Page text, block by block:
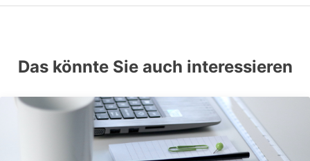
Das könnte Sie auch interessieren